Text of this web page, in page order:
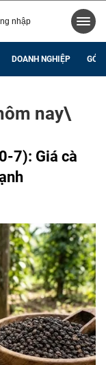
nhập
DOANH NGHIỆP GÓC
nay\
7): Giá cà